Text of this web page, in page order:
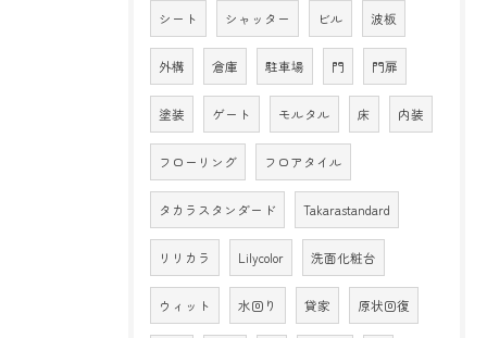
シート シャッター ビル 波板
外構 倉庫 駐車場 門 門扉
塗装 ゲート モルタル 床 内装
フローリング フロアタイル
タカラスタンダード Takarastandard
リリカラ Lilycolor 洗面化粧台
ウィット 水回り 貸家 原状回復